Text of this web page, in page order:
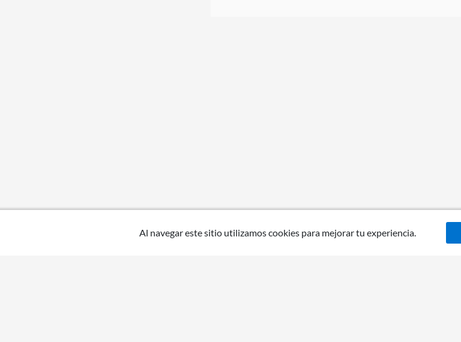
Al navegar este sitio utilizamos cookies para mejorar tu experiencia.